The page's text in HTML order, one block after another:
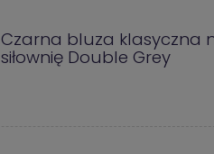
Czarna bluza klasyczna
siłownię Double Grey